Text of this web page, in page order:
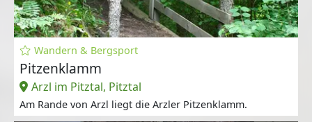
Wandern & Bergsport
Pitzenklamm
Arzl im Pitztal, Pitztal
Am Rande von Arzl liegt die Arzler Pitzenklamm.